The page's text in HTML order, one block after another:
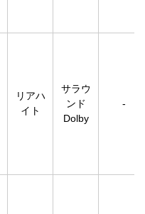
リアハ
イト
サラウ
ンド
Dolby
-